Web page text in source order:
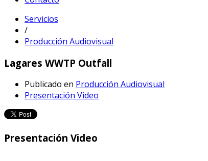
Servicios
/
Producción Audiovisual
Lagares WWTP Outfall
Publicado en Producción Audiovisual
Presentación Video
Presentación Video